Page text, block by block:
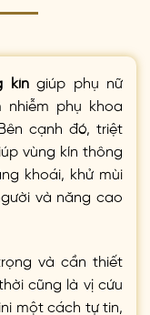
kíngiúp phụ nữ
phụ khoa
cạnh đó, triệt
vùng kín thông
khoái, khử mùi
và năng cao
và cần thiết
cũng là vị cứu
một cách tự tin,